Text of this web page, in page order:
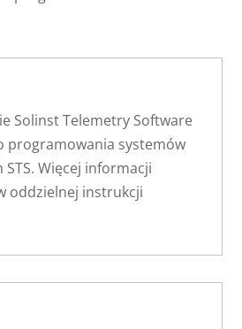
Solinst Telemetry Software
programowania systemów
Więcej informacji
oddzielnej instrukcji